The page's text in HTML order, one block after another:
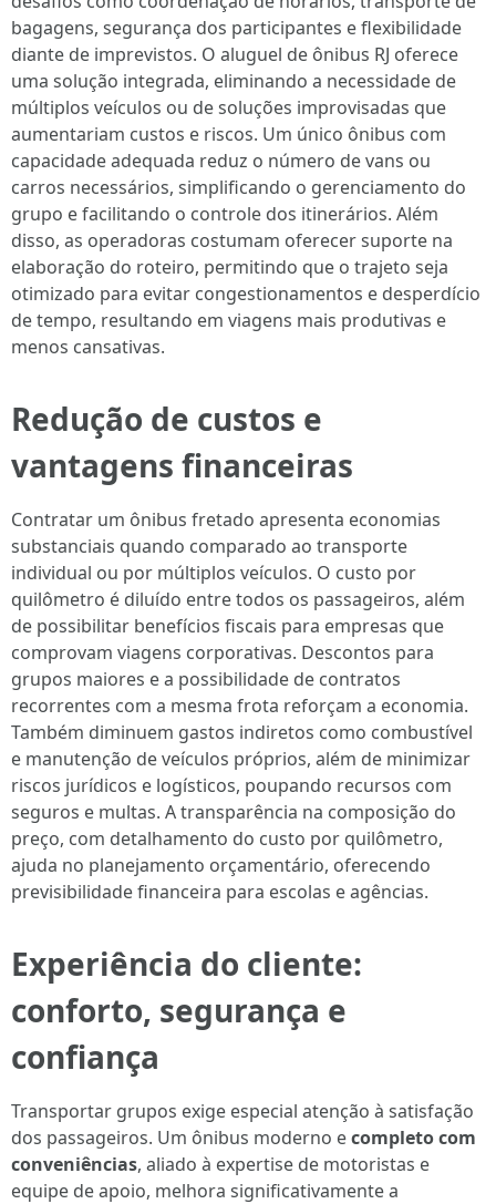
bagagens, segurança dos participantes e flexibilidade
diante de imprevistos. O aluguel de ônibus RJ oferece
uma solução integrada, eliminando a necessidade de
múltiplos veículos ou de soluções improvisadas que
aumentariam custos e riscos. Um único ônibus com
capacidade adequada reduz o número de vans ou
carros necessários, simplificando o gerenciamento do
grupo e facilitando o controle dos itinerários. Além
disso, as operadoras costumam oferecer suporte na
elaboração do roteiro, permitindo que o trajeto seja
otimizado para evitar congestionamentos e desperdício
de tempo, resultando em viagens mais produtivas e
menos cansativas.
Redução de custos e
vantagens financeiras
Contratar um ônibus fretado apresenta economias
substanciais quando comparado ao transporte
individual ou por múltiplos veículos. O custo por
quilômetro é diluído entre todos os passageiros, além
de possibilitar benefícios fiscais para empresas que
comprovam viagens corporativas. Descontos para
grupos maiores e a possibilidade de contratos
recorrentes com a mesma frota reforçam a economia.
Também diminuem gastos indiretos como combustível
e manutenção de veículos próprios, além de minimizar
riscos jurídicos e logísticos, poupando recursos com
seguros e multas. A transparência na composição do
preço, com detalhamento do custo por quilômetro,
ajuda no planejamento orçamentário, oferecendo
previsibilidade financeira para escolas e agências.
Experiência do cliente:
conforto, segurança e
confiança
Transportar grupos exige especial atenção à satisfação
dos passageiros. Um ônibus moderno ecompleto com
conveniências, aliado à expertise de motoristas e
equipe de apoio, melhora significativamente a